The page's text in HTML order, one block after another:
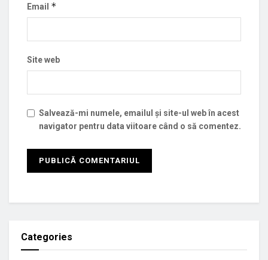
Email *
Site web
Salvează-mi numele, emailul și site-ul web în acest
navigator pentru data viitoare când o să comentez.
Categories